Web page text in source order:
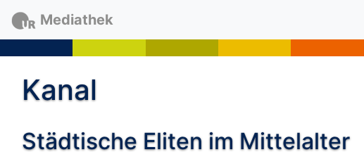
Mediathek
Kanal
Städtische Eliten im Mittelalter